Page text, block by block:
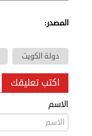
المصدر:
دولة الكويت
اكتب تعليقك
الاسم